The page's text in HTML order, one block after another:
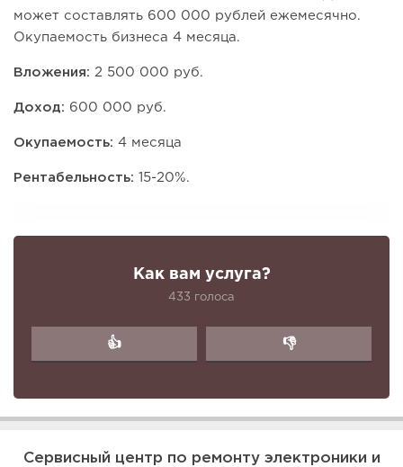
может составлять 600 000 рублей ежемесячно.
Окупаемость бизнеса 4 месяца.
Вложения: 2 500 000 руб.
Доход: 600 000 руб.
Окупаемость: 4 месяца
Рентабельность: 15-20%.
Как вам услуга?
433 голоса
👍 👎
Сервисный центр по ремонту электроники и